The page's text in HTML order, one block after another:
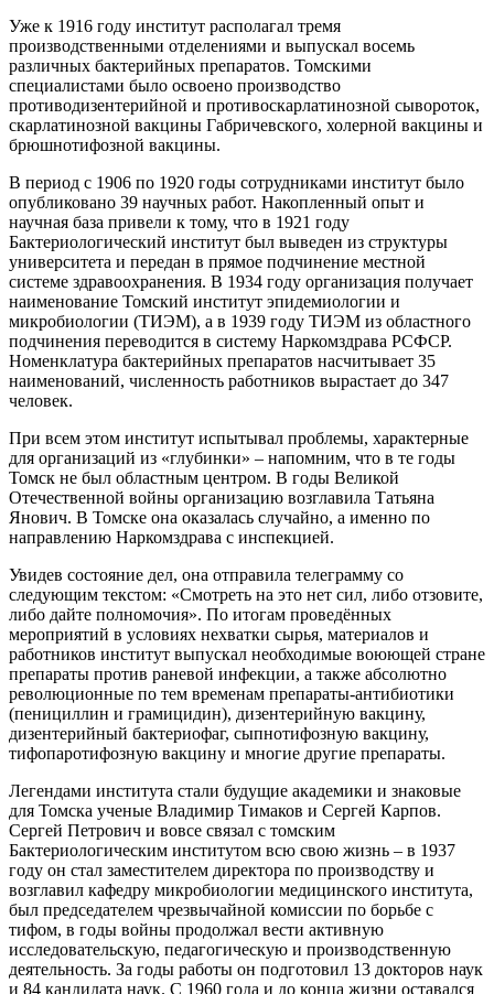
Уже к 1916 году институт располагал тремя
производственными отделениями и выпускал восемь
различных бактерийных препаратов. Томскими
специалистами было освоено производство
противодизентерийной и противоскарлатинозной сывороток,
скарлатинозной вакцины Габричевского, холерной вакцины и
брюшнотифозной вакцины.
В период с 1906 по 1920 годы сотрудниками институт было
опубликовано 39 научных работ. Накопленный опыт и
научная база привели к тому, что в 1921 году
Бактериологический институт был выведен из структуры
университета и передан в прямое подчинение местной
системе здравоохранения. В 1934 году организация получает
наименование Томский институт эпидемиологии и
микробиологии (ТИЭМ), а в 1939 году ТИЭМ из областного
подчинения переводится в систему Наркомздрава РСФСР.
Номенклатура бактерийных препаратов насчитывает 35
наименований, численность работников вырастает до 347
человек.
При всем этом институт испытывал проблемы, характерные
для организаций из «глубинки» – напомним, что в те годы
Томск не был областным центром. В годы Великой
Отечественной войны организацию возглавила Татьяна
Янович. В Томске она оказалась случайно, а именно по
направлению Наркомздрава с инспекцией.
Увидев состояние дел, она отправила телеграмму со
следующим текстом: «Смотреть на это нет сил, либо отзовите,
либо дайте полномочия». По итогам проведённых
мероприятий в условиях нехватки сырья, материалов и
работников институт выпускал необходимые воюющей стране
препараты против раневой инфекции, а также абсолютно
революционные по тем временам препараты-антибиотики
(пенициллин и грамицидин), дизентерийную вакцину,
дизентерийный бактериофаг, сыпнотифозную вакцину,
тифопаротифозную вакцину и многие другие препараты.
Легендами института стали будущие академики и знаковые
для Томска ученые Владимир Тимаков и Сергей Карпов.
Сергей Петрович и вовсе связал с томским
Бактериологическим институтом всю свою жизнь – в 1937
году он стал заместителем директора по производству и
возглавил кафедру микробиологии медицинского института,
был председателем чрезвычайной комиссии по борьбе с
тифом, в годы войны продолжал вести активную
исследовательскую, педагогическую и производственную
деятельность. За годы работы он подготовил 13 докторов наук
и 84 кандидата наук. С 1960 года и до конца жизни оставался